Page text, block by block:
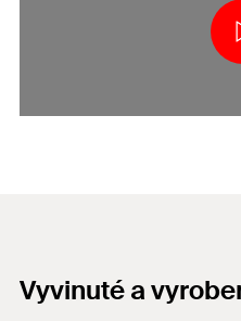
Vyvinuté a